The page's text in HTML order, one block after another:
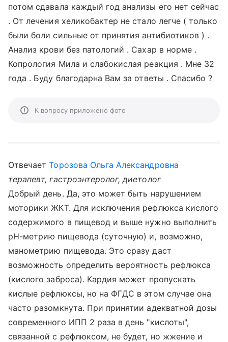
потом сдавала каждый год анализы его нет сейчас
. От лечения хеликобактер не стало легче ( только
были боли сильные от принятия антибиотиков ) .
Анализ крови без патологий . Сахар в норме .
Копрология Мила и слабокислая реакция . Мне 32
года . Буду благодарна Вам за ответы . Спасибо ?
К вопросу приложено фото
ОтвечаетТорозова Ольга Александровна
терапевт, гастроэнтеролог, диетолог
Добрый день. Да, это может быть нарушением
моторики ЖКТ. Для исключения рефлюкса кислого
содержимого в пищевод и выше нужно выполнить
рН-метрию пищевода (суточную) и, возможно,
манометрию пищевода. Это сразу даст
возможность определить вероятность рефлюкса
(кислого заброса). Кардия может пропускать
кислые рефлюксы, но на ФГДС в этом случае она
часто разомкнута. При принятии адекватной дозы
современного ИПП 2 раза в день "кислоты",
связанной с рефлюксом, не будет, но жжение и